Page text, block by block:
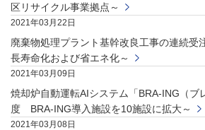
区リサイクル事業拠点～
2021年03月22日
廃棄物処理プラント基幹改良工事の連続受
長寿命化および省エネ化～
2021年03月09日
焼却炉自動運転AIシステム「BRA-ING（ブ
度 BRA-ING導入施設を10施設に拡大～
2021年03月08日